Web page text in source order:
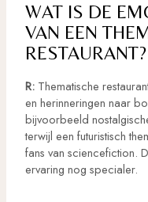
WAT IS DE
VAN EEN
RESTAURANT?
R:Thematische
en herinneringen naar
bijvoorbeeld
terwijl een futuristisch
fans van sciencefiction.
ervaring nog specialer.